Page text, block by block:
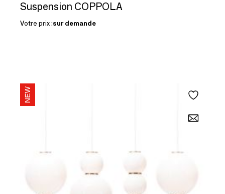
Suspension COPPOLA
Votre prix :sur demande